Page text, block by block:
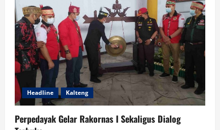
Budidaya
Tanaman
Lombok
Headline Kalteng
Perpedayak Gelar Rakornas I Sekaligus Dialog